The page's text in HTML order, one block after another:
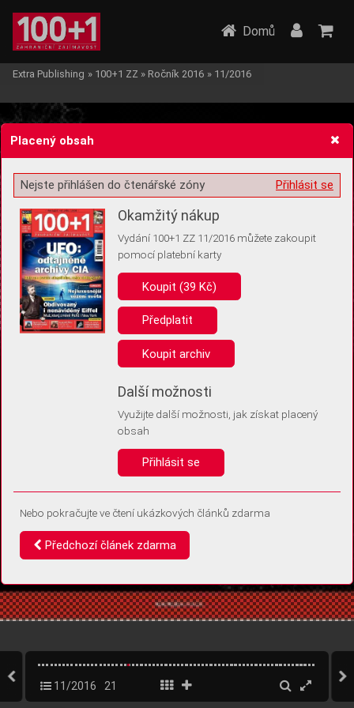
Žádost o souhlas s ukládáním volitelných informací
Pro základní fungování webu nepotřebujeme ukládat žádné informace
(tzv. cookies apod.). Rádi bychom vás ale požádali o souhlas s
uložením volitelných informací:
Anonymní unikátní ID
Díky němu příště poznáme, že se jedná o stejné zařízení, a
Identifikátor je zcela anonymní.
Vaše souhlasy a odmítnutí si ukládáme do vašeho zařízení, abychom se
vás už příště znovu neptali. Můžete je kdykoli později upravit ve Správě
Domů
Extra Publishing » 100+1 ZZ » Ročník 2016 » 11/2016
11/2016 21
Placený obsah
Přihlásit se
Nejste přihlášen do čtenářské zóny
Okamžitý nákup
Vydání 100+1 ZZ 11/2016 můžete zakoupit
pomocí platební karty
Koupit (39 Kč)
Předplatit
Koupit archiv
Další možnosti
Využijte další možnosti, jak získat placený
obsah
Přihlásit se
Nebo pokračujte ve čtení ukázkových článků zdarma
Předchozí článek zdarma